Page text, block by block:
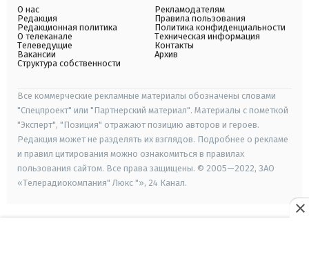
О нас
Редакция
Редакционная политика
О телеканале
Телеведущие
Вакансии
Структура собственности
Рекламодателям
Правила пользования
Политика конфиденциальности
Техническая информация
Контакты
Архив
Все коммерческие рекламные материалы обозначены словами
"Спецпроект" или "Партнерский материал". Материалы с пометкой
"Эксперт", "Позиция" отражают позицию авторов и героев.
Редакция может не разделять их взглядов. Подробнее о рекламе
и правил цитирования можно ознакомиться в правилах
пользования сайтом. Все права защищены. © 2005—2022, ЗАО
«Телерадиокомпания" Люкс "», 24 Канал.